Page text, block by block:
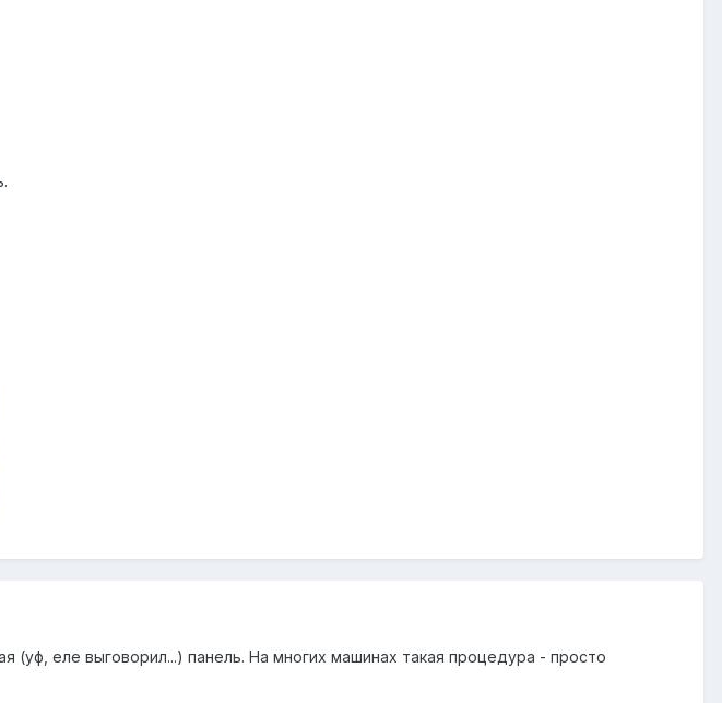
(уф, еле выговорил...) панель. На многих машинах такая процедура - просто